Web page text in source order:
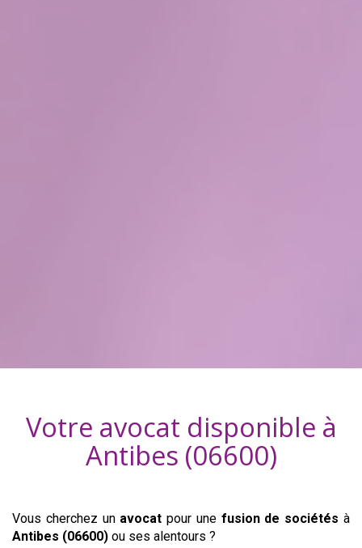
Votre avocat disponible à
Antibes (06600)
Vous cherchez un avocatpour une fusion de sociétés à
Antibes (06600) ou ses alentours ?